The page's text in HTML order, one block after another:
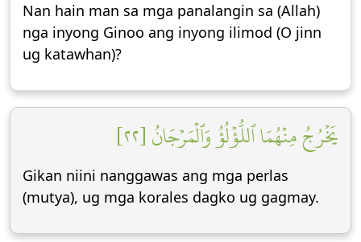
Nan hain man sa mga panalangin sa (Allah)
nga inyong Ginoo ang inyong ilimod (O jinn
ug katawhan)?
يَخۡرُجُ مِنۡهُمَا ٱللُّؤۡلُؤُ وَٱلۡمَرۡجَانُ [٢٢]
Gikan niini nanggawas ang mga perlas
(mutya), ug mga korales dagko ug gagmay.